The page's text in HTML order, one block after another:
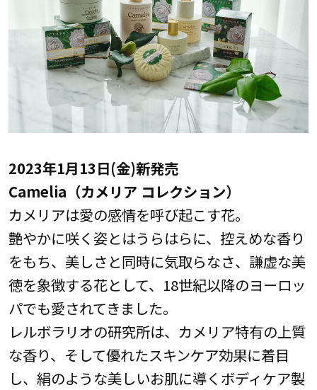
2023年1月13日(金)新発売
Camelia（カメリア コレクション）
カメリアは愛の感情を呼び起こす花。
艶やかに咲く姿とはうらはらに、控えめな香り
をもち、美しさと同時に気取らなさ、謙虚な美
徳を象徴する花として、18世紀以降のヨーロッ
パでも愛されてきました。
レルボラリオの研究所は、カメリア特有の上質
な香り、そして優れたスキンケア効果に着目
し、絹のような美しいお肌に導くボディケア製